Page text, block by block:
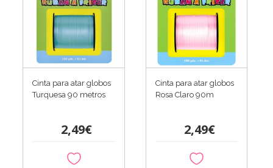
Cinta para atar globos
Turquesa 90 metros
2,49€
Cinta para atar globos
Rosa Claro 90m
2,49€